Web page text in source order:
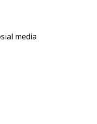
media